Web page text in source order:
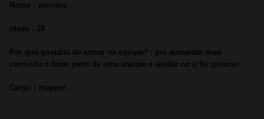
Nome : vinicius
Idade : 18
Por que gostaria de entrar na equipe? : pra aumentar meu
corriculo e fazer parte de uma equipe e ajudar no q for presiso
Cargo : mapper